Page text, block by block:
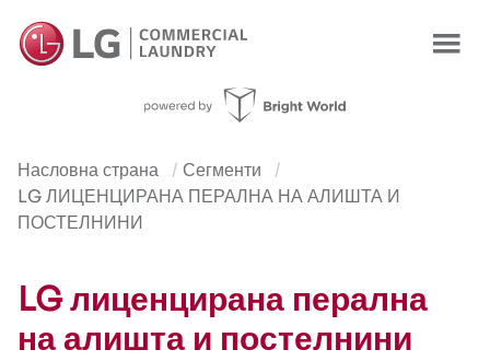
Насловна страна
Сегменти
LG ЛИЦЕНЦИРАНА ПЕРАЛНА НА АЛИШТА И
ПОСТЕЛНИНИ
LG лиценцирана перална
на алишта и постелнини